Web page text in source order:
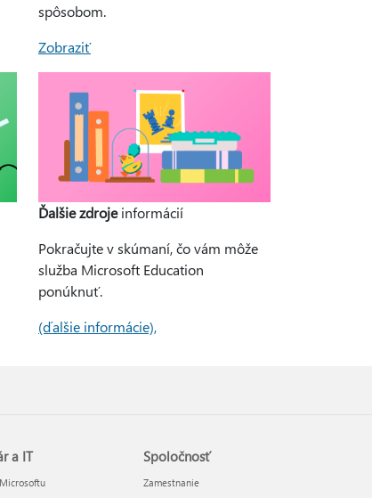
spôsobom.
Zobraziť
Ďalšie zdrojeinformácií
Pokračujte v skúmaní, čo vám môže
služba Microsoft Education
ponúknuť.
(ďalšie informácie),
a IT Spoločnosť
Zamestnanie